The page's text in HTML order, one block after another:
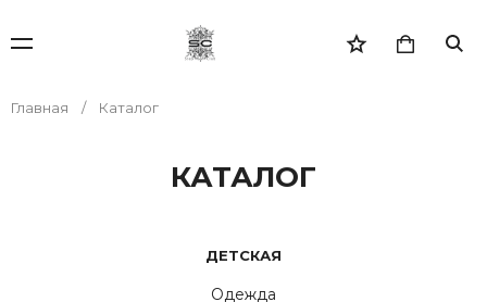
Главная Каталог
КАТАЛОГ
ДЕТСКАЯ
Одежда